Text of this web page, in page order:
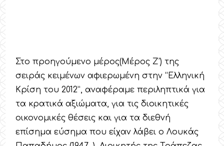
Στο προηγούμενο μέρος(Μέρος Ζ’) της
σειράς κειμένων αφιερωμένη στην “Ελληνική
Κρίση του 2012”, αναφέραμε περιληπτικά για
τα κρατικά αξιώματα, για τις διοικητικές
οικονομικές θέσεις και για τα διεθνή
επίσημα εύσημα που είχαν λάβει ο Λουκάς